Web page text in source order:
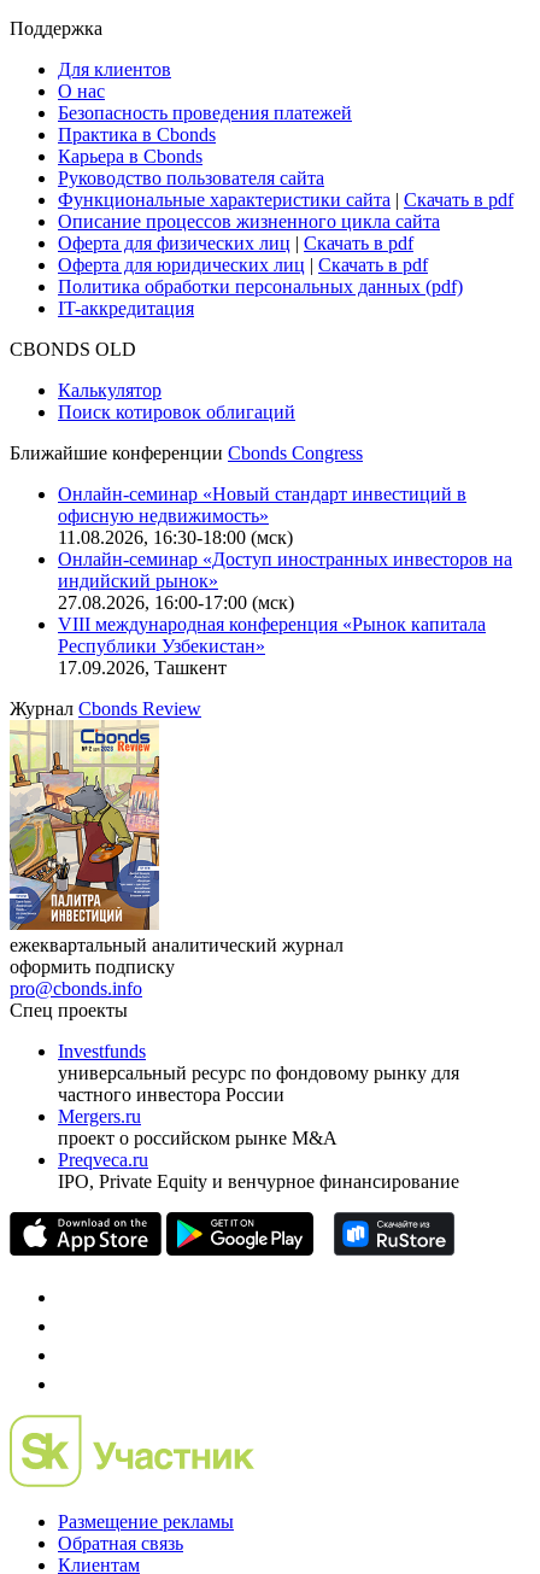
Поддержка
Для клиентов
О нас
Безопасность проведения платежей
Практика в Cbonds
Карьера в Cbonds
Руководство пользователя сайта
Функциональные характеристики сайта | Скачать в pdf
Описание процессов жизненного цикла сайта
Оферта для физических лиц | Скачать в pdf
Оферта для юридических лиц | Скачать в pdf
Политика обработки персональных данных (pdf)
IT-аккредитация
CBONDS OLD
Калькулятор
Поиск котировок облигаций
Ближайшие конференции Cbonds Congress
Онлайн-семинар «Новый стандарт инвестиций в
офисную недвижимость»
11.08.2026, 16:30-18:00 (мск)
Онлайн-семинар «Доступ иностранных инвесторов на
индийский рынок»
27.08.2026, 16:00-17:00 (мск)
VIII международная конференция «Рынок капитала
Республики Узбекистан»
17.09.2026, Ташкент
Журнал Cbonds Review
ежеквартальный аналитический журнал
оформить подписку
pro@cbonds.info
Спец проекты
Investfunds
универсальный ресурс по фондовому рынку для
частного инвестора России
Mergers.ru
проект о российском рынке M&A
Preqveca.ru
IPO, Private Equity и венчурное финансирование
Размещение рекламы
Обратная связь
Клиентам